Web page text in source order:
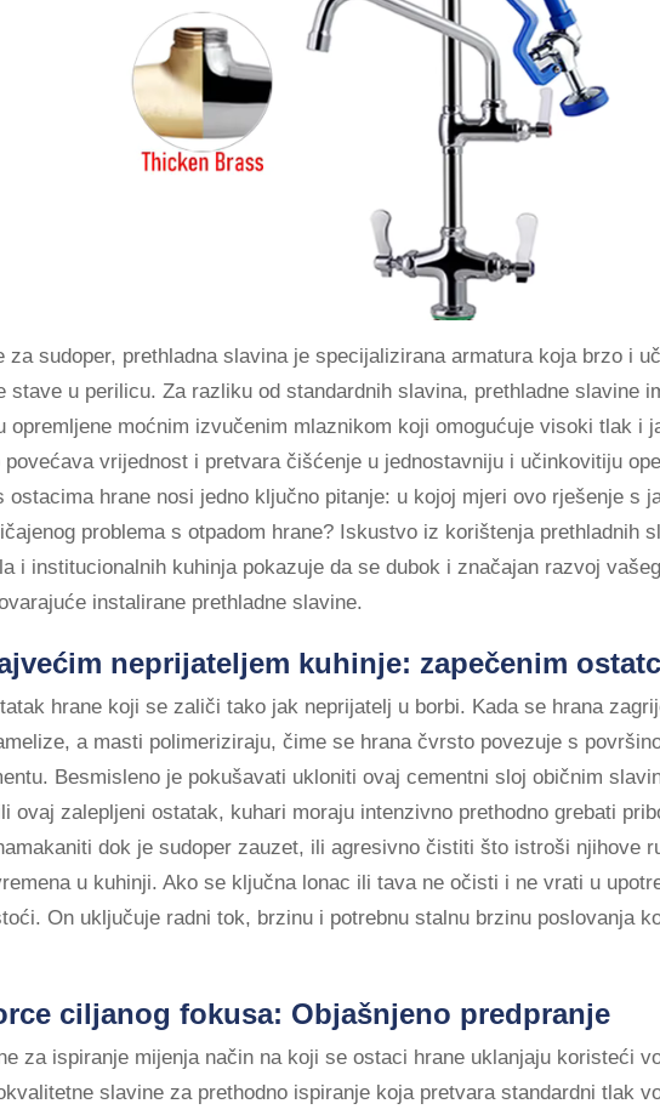
za sudoper, prethladna slavina je specijalizirana armatura koja brzo i
stave u perilicu. Za razliku od standardnih slavina, prethladne slavine
opremljene moćnim izvučenim mlaznikom koji omogućuje visoki tlak i
povećava vrijednost i pretvara čišćenje u jednostavniju i učinkovitiju
ostacima hrane nosi jedno ključno pitanje: u kojoj mjeri ovo rješenje s
problema s otpadom hrane? Iskustvo iz korištenja prethladnih
i institucionalnih kuhinja pokazuje da se dubok i značajan razvoj
instalirane prethladne slavine.
neprijateljem kuhinje: zapečenim
hrane koji se zaliči tako jak neprijatelj u borbi. Kada se hrana
a masti polimeriziraju, čime se hrana čvrsto povezuje s
Besmisleno je pokušavati ukloniti ovaj cementni sloj običnim
ovaj zalepljeni ostatak, kuhari moraju intenzivno prethodno grebati
dok je sudoper zauzet, ili agresivno čistiti što istroši njihove
u kuhinji. Ako se ključna lonac ili tava ne očisti i ne vrati u
On uključuje radni tok, brzinu i potrebnu stalnu brzinu poslovanja
ciljanog fokusa: Objašnjeno predpranje
za ispiranje mijenja način na koji se ostaci hrane uklanjaju koristeći
slavine za prethodno ispiranje koja pretvara standardni tlak